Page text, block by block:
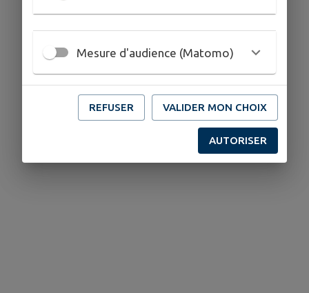
Mesure d'audience (Matomo)
REFUSER VALIDER MON CHOIX
AUTORISER